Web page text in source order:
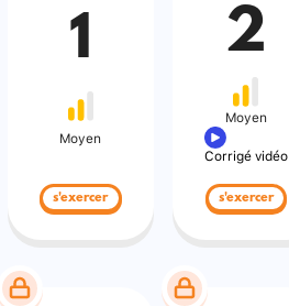
1
Moyen
s'exercer
2
Moyen
Corrigé vidéo
s'exercer